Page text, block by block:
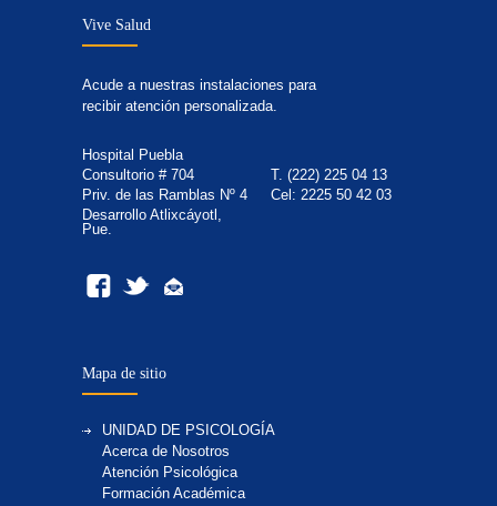
Vive Salud
Acude a nuestras instalaciones para
recibir atención personalizada.
Hospital Puebla
Consultorio # 704
T. (222) 225 04 13
Priv. de las Ramblas Nº 4
Cel: 2225 50 42 03
Desarrollo Atlixcáyotl,
Pue.
Mapa de sitio
UNIDAD DE PSICOLOGÍA
Acerca de Nosotros
Atención Psicológica
Formación Académica